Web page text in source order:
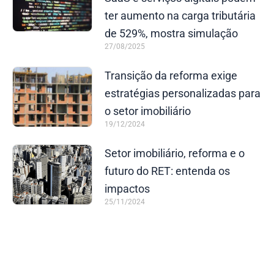
ter aumento na carga tributária
de 529%, mostra simulação
27/08/2025
Transição da reforma exige
estratégias personalizadas para
o setor imobiliário
19/12/2024
Setor imobiliário, reforma e o
futuro do RET: entenda os
impactos
25/11/2024